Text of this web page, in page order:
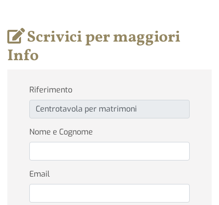
Scrivici per maggiori
Info
Riferimento
Nome e Cognome
Email